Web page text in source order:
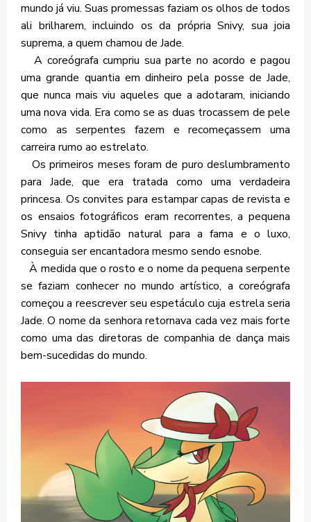
mundo já viu. Suas promessas faziam os olhos de todos
ali brilharem, incluindo os da própria Snivy, sua joia
suprema, a quem chamou de Jade.
A coreógrafa cumpriu sua parte no acordo e pagou
uma grande quantia em dinheiro pela posse de Jade,
que nunca mais viu aqueles que a adotaram, iniciando
uma nova vida. Era como se as duas trocassem de pele
como as serpentes fazem e recomeçassem uma
carreira rumo ao estrelato.
Os primeiros meses foram de puro deslumbramento
para Jade, que era tratada como uma verdadeira
princesa. Os convites para estampar capas de revista e
os ensaios fotográficos eram recorrentes, a pequena
Snivy tinha aptidão natural para a fama e o luxo,
conseguia ser encantadora mesmo sendo esnobe.
À medida que o rosto e o nome da pequena serpente
se faziam conhecer no mundo artístico, a coreógrafa
começou a reescrever seu espetáculo cuja estrela seria
Jade. O nome da senhora retornava cada vez mais forte
como uma das diretoras de companhia de dança mais
bem-sucedidas do mundo.